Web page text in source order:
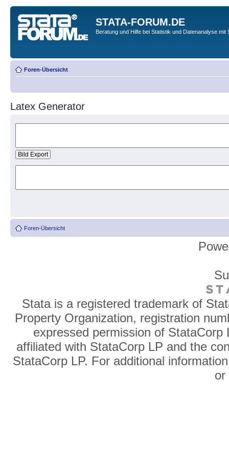
STATA-FORUM.DE
Beratung und Hilfe bei Statistik und Datenanalyse mit
Foren-Übersicht
Latex Generator
Foren-Übersicht
Stata is a registered trademark of
Property Organization, registration
expressed permission of
affiliated with StataCorp LP and the
StataCorp LP. For additional
or